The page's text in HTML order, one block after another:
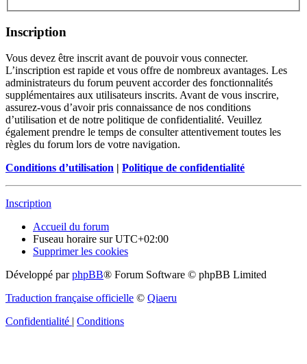
Inscription
Vous devez être inscrit avant de pouvoir vous connecter.
L’inscription est rapide et vous offre de nombreux avantages. Les
administrateurs du forum peuvent accorder des fonctionnalités
supplémentaires aux utilisateurs inscrits. Avant de vous inscrire,
assurez-vous d’avoir pris connaissance de nos conditions
d’utilisation et de notre politique de confidentialité. Veuillez
également prendre le temps de consulter attentivement toutes les
règles du forum lors de votre navigation.
Conditions d’utilisation | Politique de confidentialité
Inscription
Accueil du forum
Fuseau horaire surUTC+02:00
Supprimer les cookies
Développé parphpBB® Forum Software © phpBB Limited
Traduction française officielle © Qiaeru
Confidentialité | Conditions